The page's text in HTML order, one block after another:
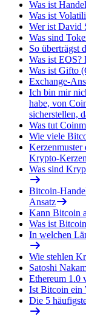
Was ist
Was ist
Wer ist David
Was sind
So überträgst
Was ist
Was ist Gifto
Exchange-
Ich bin mir
habe, von
sicherstellen,
Was tut
Wie viele
Kerzenmuster
Krypto-Kerzen
Was sind
Bitcoin-
Ansatz
Kann Bitcoin
Was ist
In welchen
Wie stehlen
Satoshi
Ethereum 1.0
Ist Bitcoin ein
Die 5